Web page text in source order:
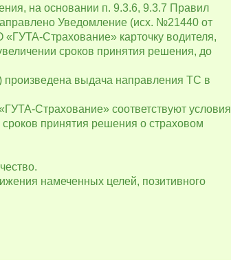
на основании п. 9.3.6, 9.3.7 Правил
Уведомление (исх. №21440 от
Страхование» карточку водителя,
сроков принятия решения, до
произведена выдача направления ТС в
Страхование» соответствуют условия
принятия решения о страховом
намеченных целей, позитивного